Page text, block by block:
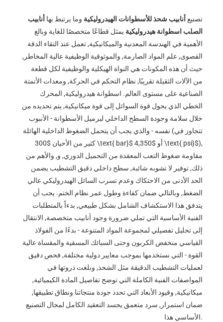
تصنيع أنابيب شحذ للأسطوانات الهيدروليكية وما يرتبط بها أنابيب
الصلب اسطوانة هيدروليكية يمثل قطاعًا متخصصًا للغاية وبالغ
الأهمية في الهندسة المعدنية والميكانيكية, تعمل عند التقاء الدقة
القصوى, علم المواد الصارمة, والموثوقية الوظيفية عالية المخاطر,
حيث أن هذه المكونات هي النواة الهيكلية والوظيفية لكل قطعة
من الآلات الثقيلة تقريبًا, نظام التحكم في الحركة, ومعدات الأتمتة
الصناعية على مستوى العالم. اسطوانة هيدروليكية, المحرك
الخطي الذي يحول قوة السوائل إلى قوة ميكانيكية, يتم تحديده من
خلال سلامة وجودة السطح الداخلي لبرميل الأسطوانة - الأنبوب
نفسه - والذي يجب أن يتحمل الضغوط الداخلية الهائلة (تتجاوز في
كثير من الأحيان$300 \text{ bar}$ أو $4,350 \text{ psi}$),
مقاومة ضغوط التعب المعقدة من التحميل الدوري, و, والأهم من
ذلك, توفير لا تشوبه شائبة, سطح داخلي دقيق التشطيب يضمن
الحد الأدنى من الاحتكاك وعدم تسرب السائل الهيدروليكي عالي
الضغط, وبالتالي ضمان كفاءة وطول عمر نظام الختم. يجب أن
يتدفق هذا الاستكشاف الشامل بشكل طبيعي, بدءاً بالمتطلبات
الفنية الأساسية التي تملي ضرورة وجود أنابيب متخصصة, الانتقال
إلى تحليل تفصيلي لمجموعة المواد المتنوعة - بدءًا من الفولاذ
القياسي منخفض الكربون وحتى السبائك المسقية والمقساة عالية
القوة - التي نستخدمها بموجب معايير دولية مختلفة, فحص دقيق
لعمليات التشطيب الدقيقة مثل الشحذ, وبلغت ذروتها في
المواصفات الفنية الكاملة التي توضح تفاصيل المادة الكيميائية,
ميكانيكية, وقيود الأبعاد التي تحدد جودة منتجاتنا ونطاق تطبيقها,
ضمان استمرار, سرد متعمق يجسد التعقيد الكامل لمجال التصنيع
الأساسي هذا.